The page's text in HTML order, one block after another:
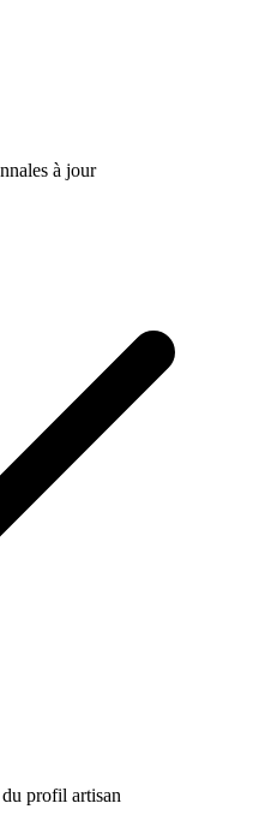
à jour
profil artisan